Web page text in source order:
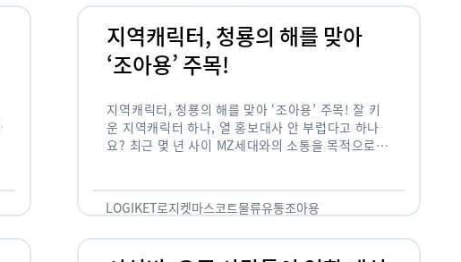
지역캐릭터, 청룡의 해를 맞아
‘조아용’ 주목!
지역캐릭터, 청룡의 해를 맞아 ‘조아용’ 주목! 잘 키
운 지역캐릭터 하나, 열 홍보대사 안 부럽다고 하나
요? 최근 몇 년 사이 MZ세대와의 소통을 목적으로,
LOGIKET로지켓마스코트물류유통조아용